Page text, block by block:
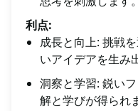
利点:
成長と向上: 挑戦
いアイデアを生み
洞察と学習: 鋭い
解と学びが得られ